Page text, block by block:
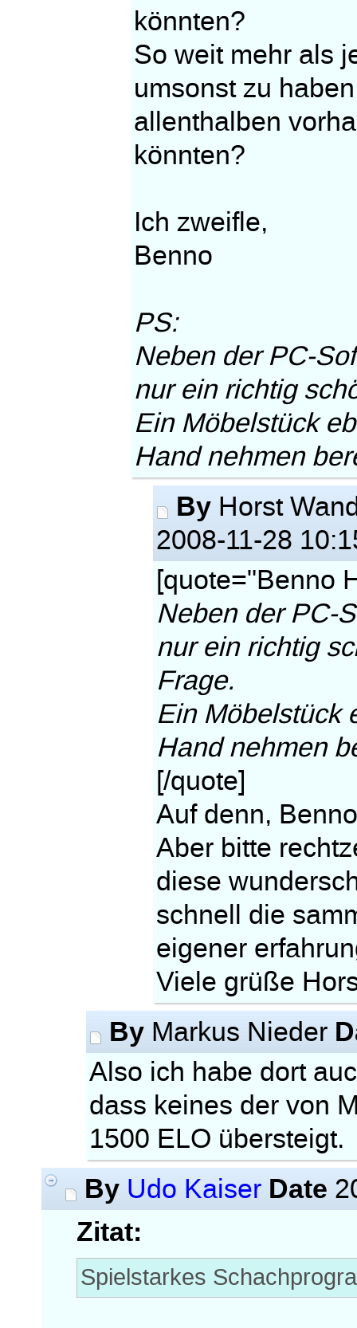
könnten?
So weit mehr als
umsonst zu
allenthalben
könnten?
Ich zweifle,
Benno
PS:
Neben der PC-
nur ein richtig
Ein Möbelstück
Hand nehmen
By Horst
2008-11-28
[quote="Benno
Neben der PC-
nur ein richtig
Frage.
Ein Möbelstück
Hand nehmen
[/quote]
Auf denn,
Aber bitte
diese
schnell die
eigener
Viele grüße
By Markus Nieder
Also ich habe dort
dass keines der von
1500 ELO übersteigt.
By Udo Kaiser Date
Zitat:
Spielstarkes